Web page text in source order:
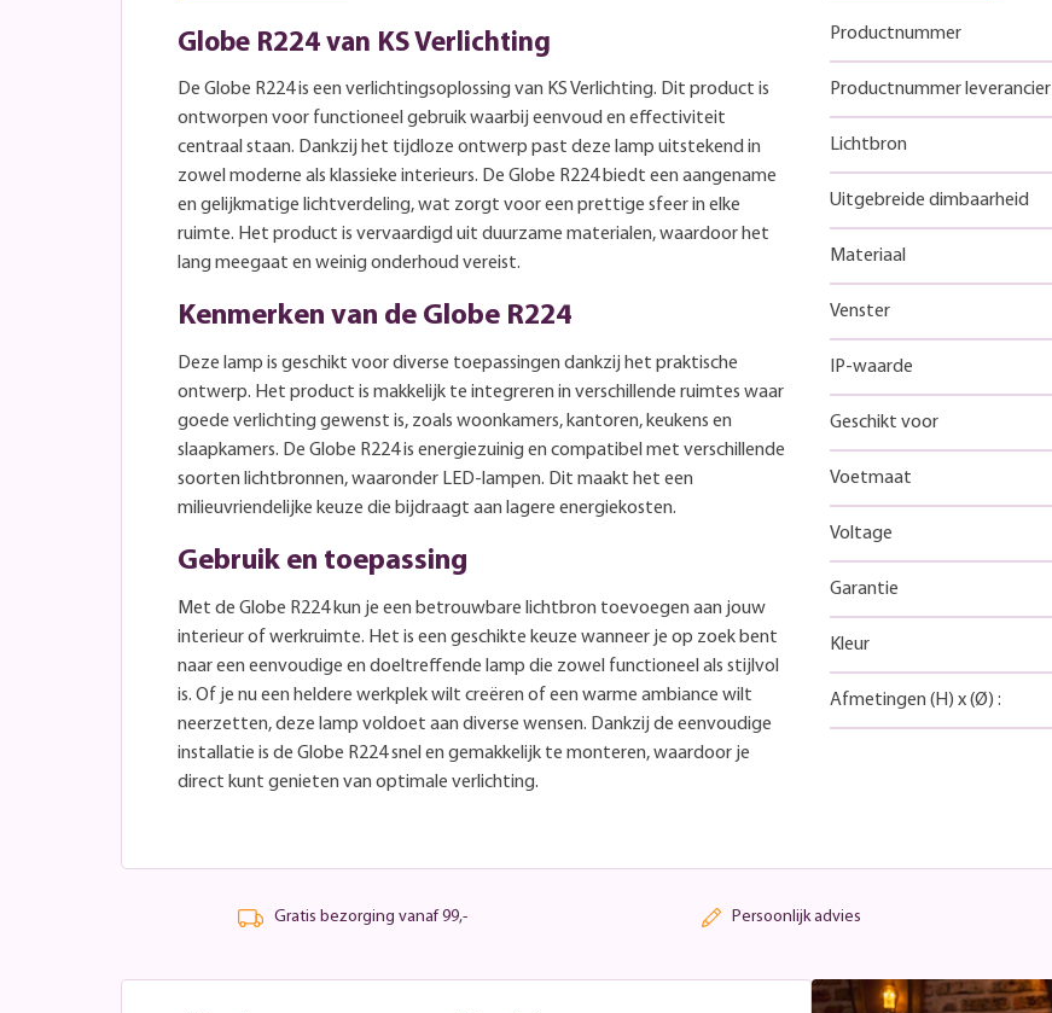
Globe R224 van KS Verlichting
De Globe R224 is een verlichtingsoplossing van KS Verlichting. Dit product is
ontworpen voor functioneel gebruik waarbij eenvoud en effectiviteit
centraal staan. Dankzij het tijdloze ontwerp past deze lamp uitstekend in
zowel moderne als klassieke interieurs. De Globe R224 biedt een aangename
en gelijkmatige lichtverdeling, wat zorgt voor een prettige sfeer in elke
ruimte. Het product is vervaardigd uit duurzame materialen, waardoor het
lang meegaat en weinig onderhoud vereist.
Kenmerken van de Globe R224
Deze lamp is geschikt voor diverse toepassingen dankzij het praktische
ontwerp. Het product is makkelijk te integreren in verschillende ruimtes waar
goede verlichting gewenst is, zoals woonkamers, kantoren, keukens en
slaapkamers. De Globe R224 is energiezuinig en compatibel met verschillende
soorten lichtbronnen, waaronder LED-lampen. Dit maakt het een
milieuvriendelijke keuze die bijdraagt aan lagere energiekosten.
Gebruik en toepassing
Met de Globe R224 kun je een betrouwbare lichtbron toevoegen aan jouw
interieur of werkruimte. Het is een geschikte keuze wanneer je op zoek bent
naar een eenvoudige en doeltreffende lamp die zowel functioneel als stijlvol
is. Of je nu een heldere werkplek wilt creëren of een warme ambiance wilt
neerzetten, deze lamp voldoet aan diverse wensen. Dankzij de eenvoudige
installatie is de Globe R224 snel en gemakkelijk te monteren, waardoor je
direct kunt genieten van optimale verlichting.
Productnummer
Productnummer leverancier
Lichtbron
Uitgebreide dimbaarheid
Materiaal
Venster
IP-waarde
Geschikt voor
Voetmaat
Voltage
Garantie
Kleur
Afmetingen (H) x(Ø) :
Gratis bezorging vanaf 99,- Persoonlijk advies